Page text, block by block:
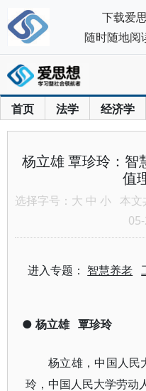
首页 法学 经济学
杨立雄 覃珍玲：智
值
选择字号： 大 中 小 本文
进入专题： 智慧养老
● 杨立雄 覃珍玲
杨立雄，中国人民
玲，中国人民大学劳动
下载爱
随时随地阅